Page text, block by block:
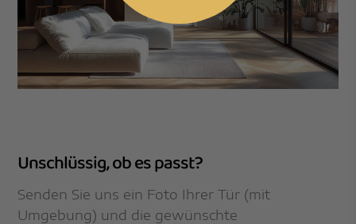
Unschlüssig, ob es passt?
Senden Sie uns ein Foto Ihrer Tür (mit
Umgebung) und die gewünschte